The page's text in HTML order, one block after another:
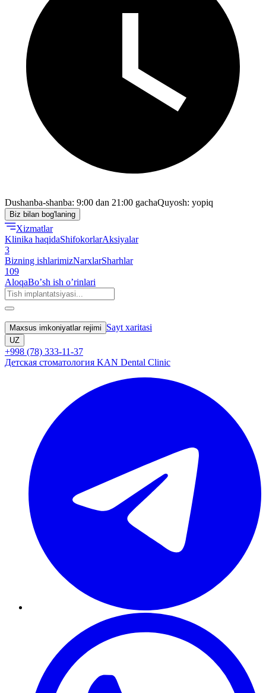
Dushanba-shanba: 9:00 dan 21:00 gachaQuyosh: yopiq
Biz bilan bog'laning
Xizmatlar
Klinika haqidaShifokorlarAksiyalar
3
Bizning ishlarimizNarxlarSharhlar
109
AloqaBoʼsh ish oʼrinlari
Maxsus imkoniyatlar rejimi Sayt xaritasi
UZ
+998 (78) 333-11-37
Детская стоматология KAN Dental Clinic